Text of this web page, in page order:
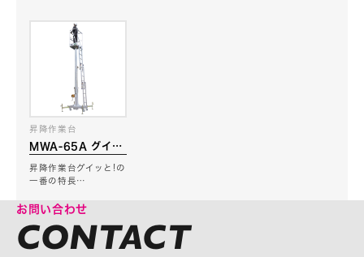
MWA-65A グイッ
昇降作業台
昇降作業台グイッと!の
一番の特長…
お問い合わせ